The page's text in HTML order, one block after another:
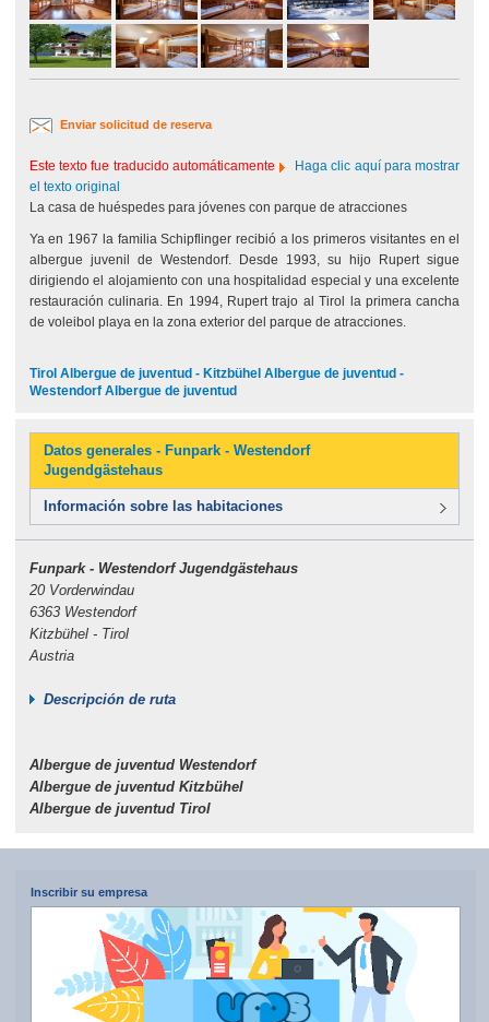
Enviar solicitud de reserva
Este texto fue traducido automáticamente
Haga clic aquí para mostrar
el texto original
La casa de huéspedes para jóvenes con parque de atracciones
Ya en 1967 la familia Schipflinger recibió a los primeros visitantes en el
albergue juvenil de Westendorf. Desde 1993, su hijo Rupert sigue
dirigiendo el alojamiento con una hospitalidad especial y una excelente
restauración culinaria. En 1994, Rupert trajo al Tirol la primera cancha
de voleibol playa en la zona exterior del parque de atracciones.
Tirol Albergue de juventud - Kitzbühel Albergue de juventud -
Westendorf Albergue de juventud
Datos generales - Funpark - Westendorf
Jugendgästehaus
Información sobre las habitaciones
Funpark - Westendorf Jugendgästehaus
20 Vorderwindau
6363 Westendorf
Kitzbühel - Tirol
Austria
Descripción de ruta
Albergue de juventud Westendorf
Albergue de juventud Kitzbühel
Albergue de juventud Tirol
Inscribir su empresa